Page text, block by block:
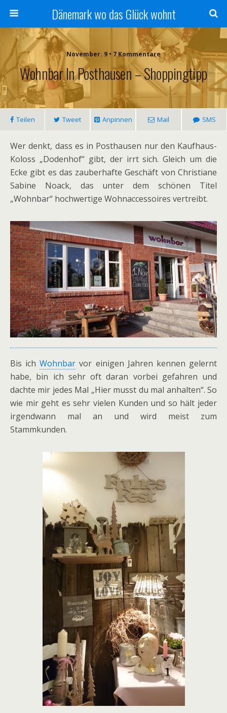
Dänemark wo das Glück wohnt
November. 9 • 7 Kommentare
Wohnbar In Posthausen – Shoppingtipp
Teilen Tweet Anpinnen Mail SMS
Wer denkt, dass es in Posthausen nur den Kaufhaus-
Koloss „Dodenhof“ gibt, der irrt sich. Gleich um die
Ecke gibt es das zauberhafte Geschäft von Christiane
Sabine Noack, das unter dem schönen Titel
„Wohnbar“ hochwertige Wohnaccessoires vertreibt.
Bis ichWohnbar vor einigen Jahren kennen gelernt
habe, bin ich sehr oft daran vorbei gefahren und
dachte mir jedes Mal „Hier musst du mal anhalten“. So
wie mir geht es sehr vielen Kunden und so hält jeder
irgendwann mal an und wird meist zum
Stammkunden.